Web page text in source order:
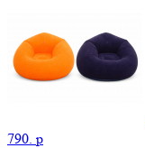
790. p